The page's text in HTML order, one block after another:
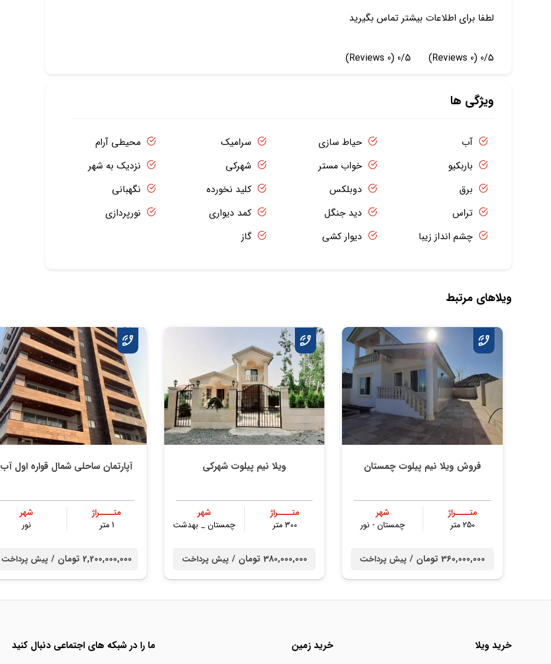
لطفا برای اطلاعات بیشتر تماس بگیرید
0/5
(0 Reviews)
0/5
(0 Reviews)
ویژگی ها
آب
باربکیو
برق
تراس
چشم انداز زیبا
حیاط سازی
خواب مستر
دوبلکس
دید جنگل
دیوار کشی
سرامیک
شهرکی
کلید نخورده
کمد دیواری
گاز
محیطی آرام
نزدیک به شهر
نگهبانی
نورپردازی
ویلاهای مرتبط
فروش ویلا نیم پیلوت چمستان
متــــراژ
250 متر
شهر
چمستان - نور
360,000,000 تومان / پیش پرداخت
ویلا نیم پیلوت شهرکی
متــــراژ
300 متر
شهر
چمستان _ بهدشت
380,000,000 تومان / پیش پرداخت
آپارتمان ساحلی شمال قواره اول آب
متــــراژ
1 متر
شهر
نور
2,200,000,000 تومان / پیش پرداخت
خرید ویلا خرید زمین ما را در شبکه های اجتماعی دنبال کنید